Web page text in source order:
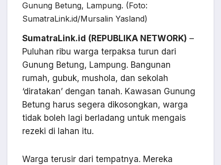
Gunung Betung, Lampung. (Foto:
SumatraLink.id/Mursalin Yasland)
SumatraLink.id (REPUBLIKA NETWORK) –
Puluhan ribu warga terpaksa turun dari
Gunung Betung, Lampung. Bangunan
rumah, gubuk, mushola, dan sekolah
‘diratakan’ dengan tanah. Kawasan Gunung
Betung harus segera dikosongkan, warga
tidak boleh lagi berladang untuk mengais
rezeki di lahan itu.
Warga terusir dari tempatnya. Mereka